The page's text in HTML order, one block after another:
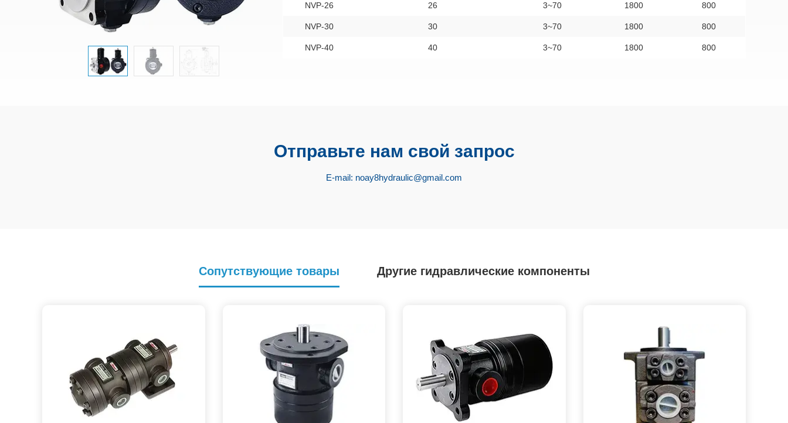
NVP-26 26 3~70 1800 800
NVP-30 30 3~70 1800 800
NVP-40 40 3~70 1800 800
Отправьте нам свой запрос
E-mail: noay8hydraulic@gmail.com
Сопутствующие товары Другие гидравлические компоненты